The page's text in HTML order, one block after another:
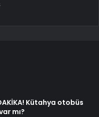
Kütahya otobüs
mı?